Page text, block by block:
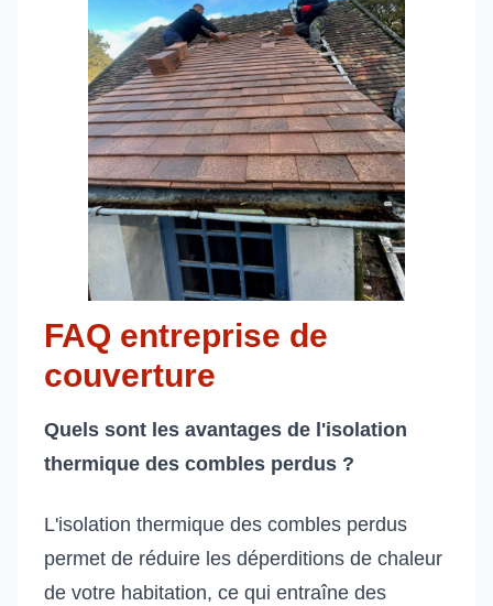
FAQ entreprise de
couverture
Quels sont les avantages de l'isolation
thermique des combles perdus ?
L'isolation thermique des combles perdus
permet de réduire les déperditions de chaleur
de votre habitation, ce qui entraîne des